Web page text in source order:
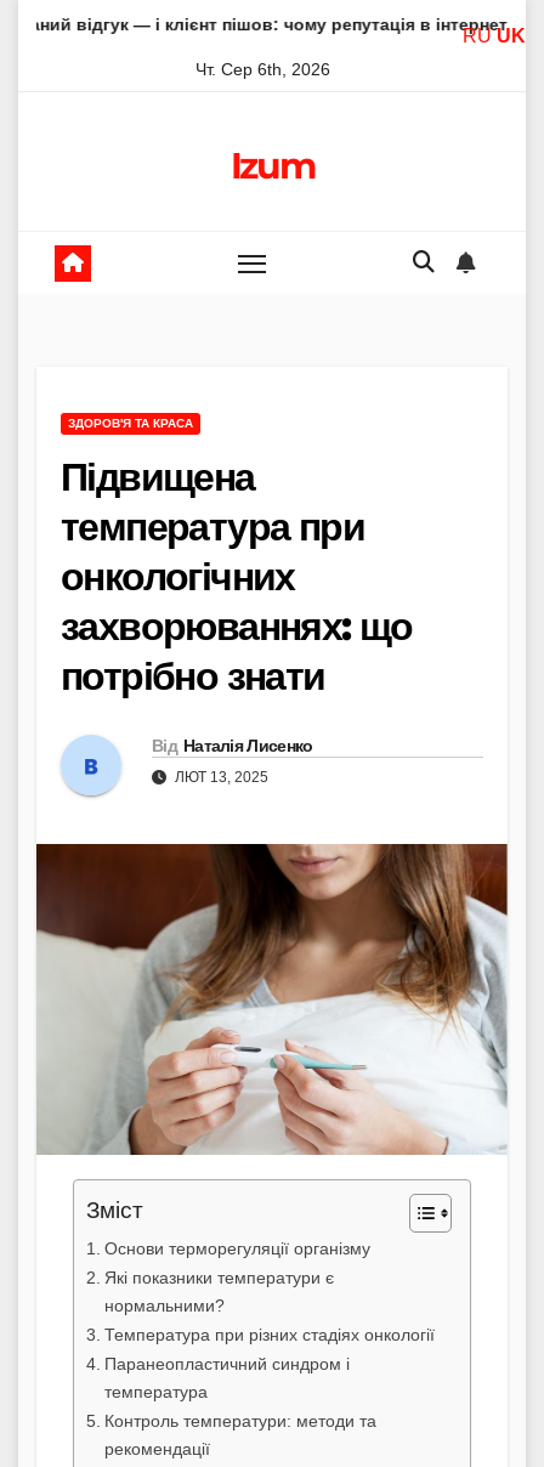
— і клієнт пішов: чому репутація в інтернеті вирішує все
Чт. Сер 6th, 2026
Izum
ЗДОРОВ'Я ТА КРАСА
Підвищена
температура при
онкологічних
захворюваннях: що
потрібно знати
Від Наталія Лисенко
ЛЮТ 13, 2025
Зміст
Основи терморегуляції організму
Які показники температури є
нормальними?
Температура при різних стадіях онкології
Паранеопластичний синдром і
температура
Контроль температури: методи та
рекомендації
RU UK